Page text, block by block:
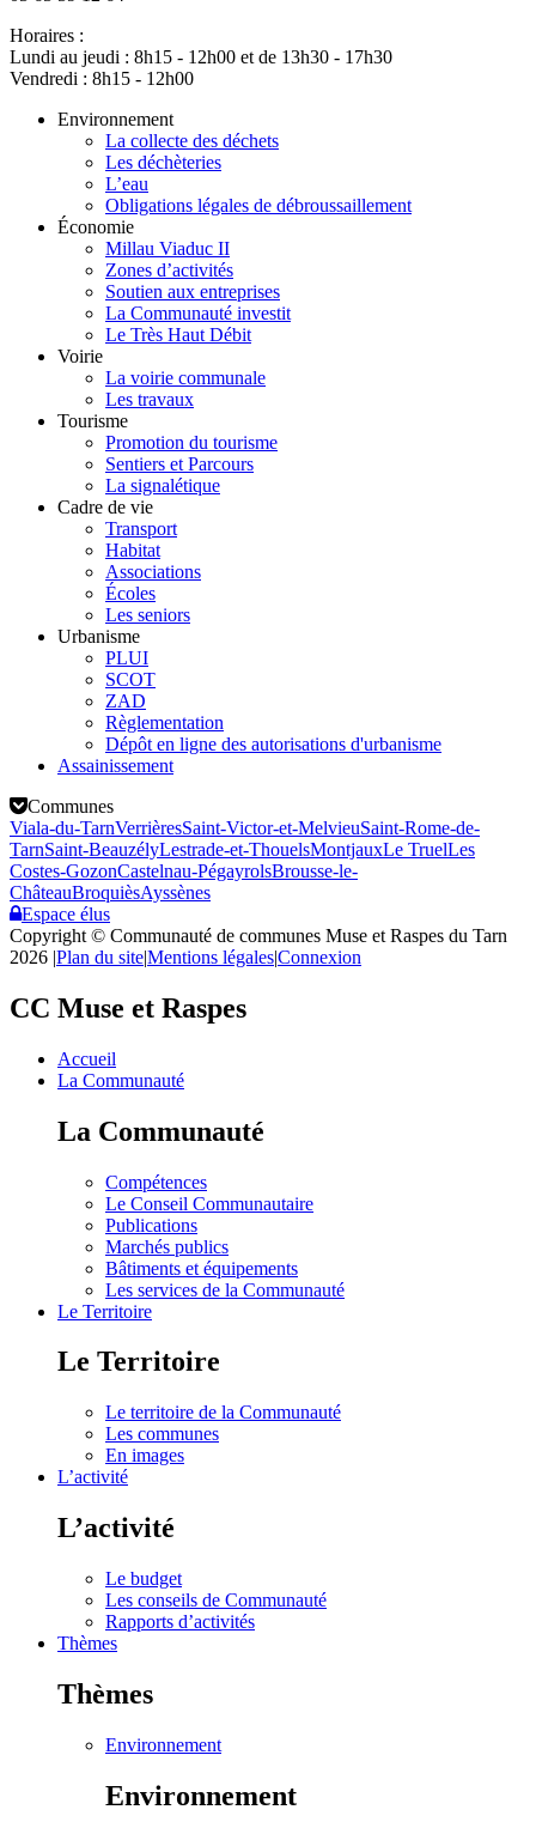
Horaires :
Lundi au jeudi : 8h15 - 12h00 et de 13h30 - 17h30
Vendredi : 8h15 - 12h00
Environnement
La collecte des déchets
Les déchèteries
L’eau
Obligations légales de débroussaillement
Économie
Millau Viaduc II
Zones d’activités
Soutien aux entreprises
La Communauté investit
Le Très Haut Débit
Voirie
La voirie communale
Les travaux
Tourisme
Promotion du tourisme
Sentiers et Parcours
La signalétique
Cadre de vie
Transport
Habitat
Associations
Écoles
Les seniors
Urbanisme
PLUI
SCOT
ZAD
Règlementation
Dépôt en ligne des autorisations d'urbanisme
Assainissement
Communes
Viala-du-TarnVerrièresSaint-Victor-et-MelvieuSaint-Rome-de-
TarnSaint-BeauzélyLestrade-et-ThouelsMontjauxLe TruelLes
Costes-GozonCastelnau-PégayrolsBrousse-le-
ChâteauBroquièsAyssènes
Espace élus
Copyright © Communauté de communes Muse et Raspes du Tarn
2026 |Plan du site|Mentions légales|Connexion
CC Muse et Raspes
Accueil
La Communauté
La Communauté
Compétences
Le Conseil Communautaire
Publications
Marchés publics
Bâtiments et équipements
Les services de la Communauté
Le Territoire
Le Territoire
Le territoire de la Communauté
Les communes
En images
L’activité
L’activité
Le budget
Les conseils de Communauté
Rapports d’activités
Thèmes
Thèmes
Environnement
Environnement